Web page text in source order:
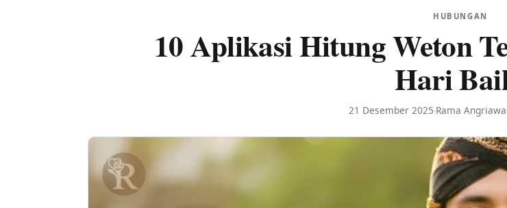
HUBUNGAN
10 Aplikasi Hitung Weton
Hari
21 Desember 2025 Rama